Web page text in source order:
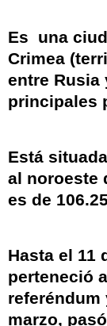
Es una
Crimea
entre Rusia
principales
Está
al noroeste
es de
Hasta el 11
perteneció a
referéndum
marzo,